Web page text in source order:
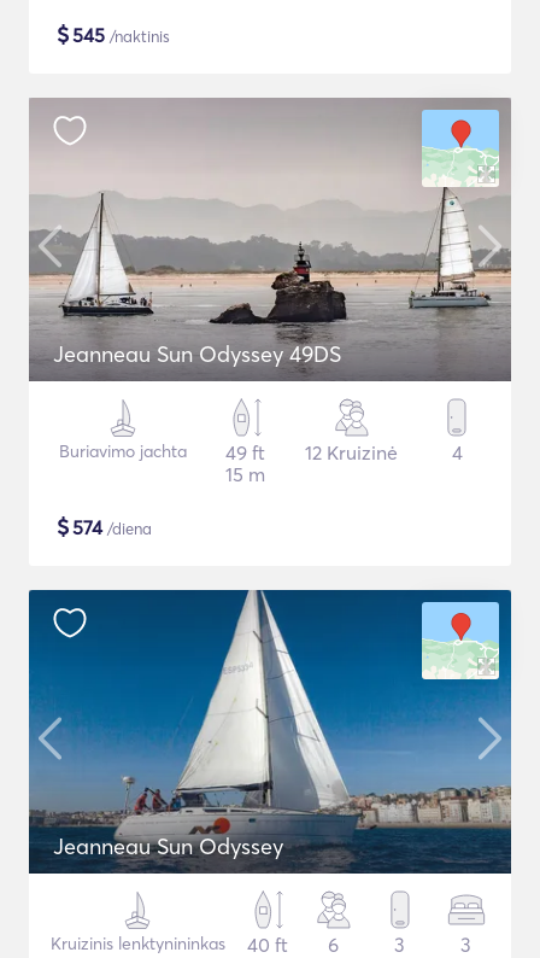
$545 /naktinis
Jeanneau Sun Odyssey 49DS
Buriavimo jachta
49 ft
15 m
12 Kruizinė 4
$574/diena
Jeanneau Sun Odyssey
Kruizinis lenktynininkas
40 ft
6 3 3